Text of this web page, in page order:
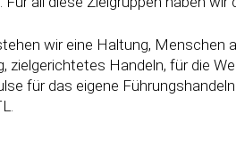
wir eine Haltung, Menschen
zielgerichtetes Handeln, für die
für das eigene